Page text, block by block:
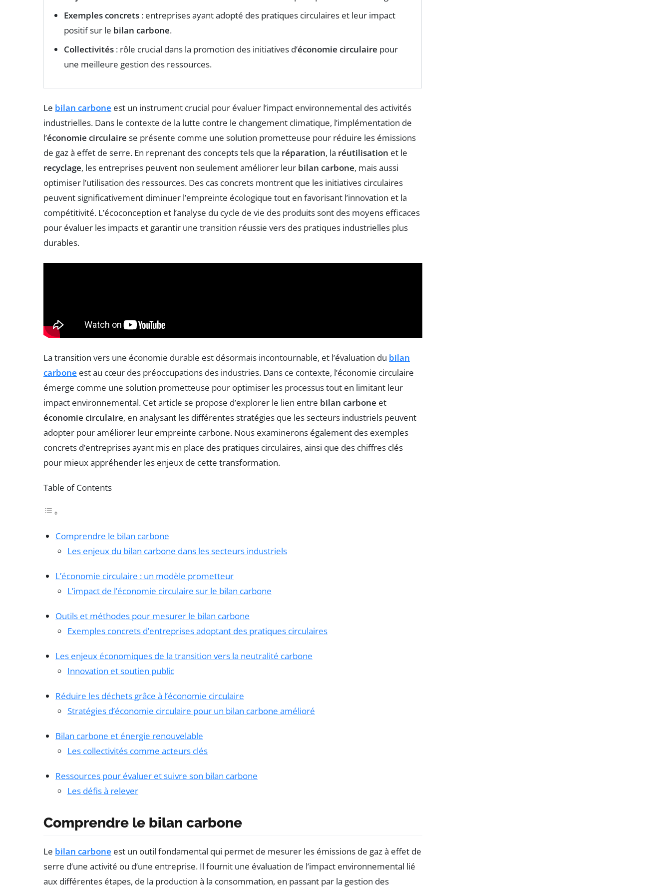
Exemples concrets : entreprises ayant adopté des pratiques circulaires et leur impact
positif sur le bilan carbone.
Collectivités : rôle crucial dans la promotion des initiatives d’économie circulaire pour
une meilleure gestion des ressources.
Le bilan carbone est un instrument crucial pour évaluer l’impact environnemental des activités
industrielles. Dans le contexte de la lutte contre le changement climatique, l’implémentation de
l’économie circulaire se présente comme une solution prometteuse pour réduire les émissions
de gaz à effet de serre. En reprenant des concepts tels que la réparation, la réutilisation et le
recyclage, les entreprises peuvent non seulement améliorer leur bilan carbone, mais aussi
optimiser l’utilisation des ressources. Des cas concrets montrent que les initiatives circulaires
peuvent significativement diminuer l’empreinte écologique tout en favorisant l’innovation et la
compétitivité. L’écoconception et l’analyse du cycle de vie des produits sont des moyens efficaces
pour évaluer les impacts et garantir une transition réussie vers des pratiques industrielles plus
durables.
La transition vers une économie durable est désormais incontournable, et l’évaluation du bilan
carbone est au cœur des préoccupations des industries. Dans ce contexte, l’économie circulaire
émerge comme une solution prometteuse pour optimiser les processus tout en limitant leur
impact environnemental. Cet article se propose d’explorer le lien entre bilan carbone et
économie circulaire, en analysant les différentes stratégies que les secteurs industriels peuvent
adopter pour améliorer leur empreinte carbone. Nous examinerons également des exemples
concrets d’entreprises ayant mis en place des pratiques circulaires, ainsi que des chiffres clés
pour mieux appréhender les enjeux de cette transformation.
Table of Contents
Comprendre le bilan carbone
Les enjeux du bilan carbone dans les secteurs industriels
L’économie circulaire : un modèle prometteur
L’impact de l’économie circulaire sur le bilan carbone
Outils et méthodes pour mesurer le bilan carbone
Exemples concrets d’entreprises adoptant des pratiques circulaires
Les enjeux économiques de la transition vers la neutralité carbone
Innovation et soutien public
Réduire les déchets grâce à l’économie circulaire
Stratégies d’économie circulaire pour un bilan carbone amélioré
Bilan carbone et énergie renouvelable
Les collectivités comme acteurs clés
Ressources pour évaluer et suivre son bilan carbone
Les défis à relever
Comprendre le bilan carbone
Le bilan carbone est un outil fondamental qui permet de mesurer les émissions de gaz à effet de
serre d’une activité ou d’une entreprise. Il fournit une évaluation de l’impact environnemental lié
aux différentes étapes, de la production à la consommation, en passant par la gestion des